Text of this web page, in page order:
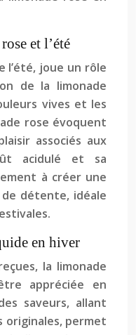
et l’été
l’été, joue un rôle
de la limonade
vives et les
rose évoquent
associés aux
acidulé et sa
à créer une
détente, idéale
en hiver
la limonade
appréciée en
saveurs, allant
originales, permet